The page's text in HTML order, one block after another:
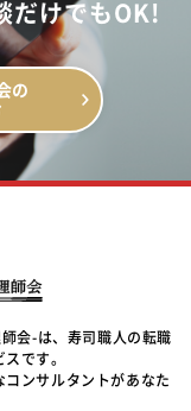
だけでもOK!
の
会-は、寿司職人の転職
です。
ンサルタントがあなた